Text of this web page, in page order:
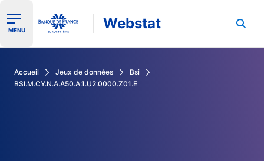
Ouvrir le menu de navigation
MENU Webstat
Accueil Jeux de données
Bsi
BSI.M.CY.N.A.A50.A.1.U2.0000.Z01.E